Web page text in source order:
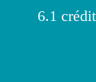
6.1